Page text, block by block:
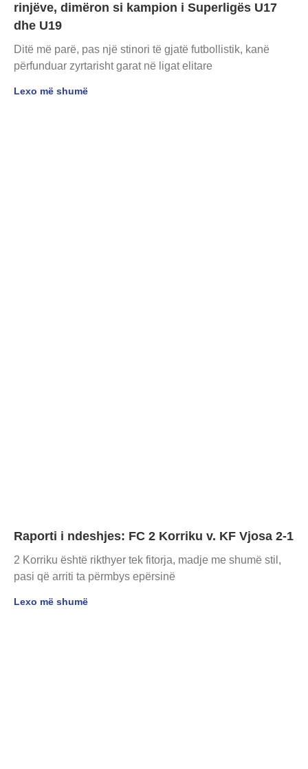
rinjëve, dimëron si kampion i Superligës U17
dhe U19
Ditë më parë, pas një stinori të gjatë futbollistik, kanë
përfunduar zyrtarisht garat në ligat elitare
Lexo më shumë
Raporti i ndeshjes: FC 2 Korriku v. KF Vjosa 2-1
2 Korriku është rikthyer tek fitorja, madje me shumë stil,
pasi që arriti ta përmbys epërsinë
Lexo më shumë